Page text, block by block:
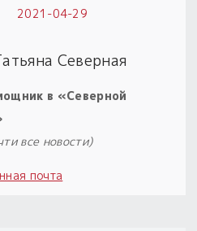
2021-04-29
Северная
в «Северной
все новости)
почта